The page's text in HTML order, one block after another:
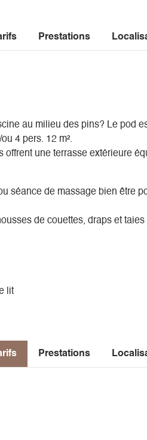
Prestations
au milieu des pins? Le pod
4 pers. 12 m².
offrent une terrasse extérieure
séance de massage bien être
de couettes, draps et taies
lit
Prestations